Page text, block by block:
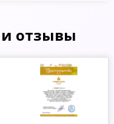
и отзывы